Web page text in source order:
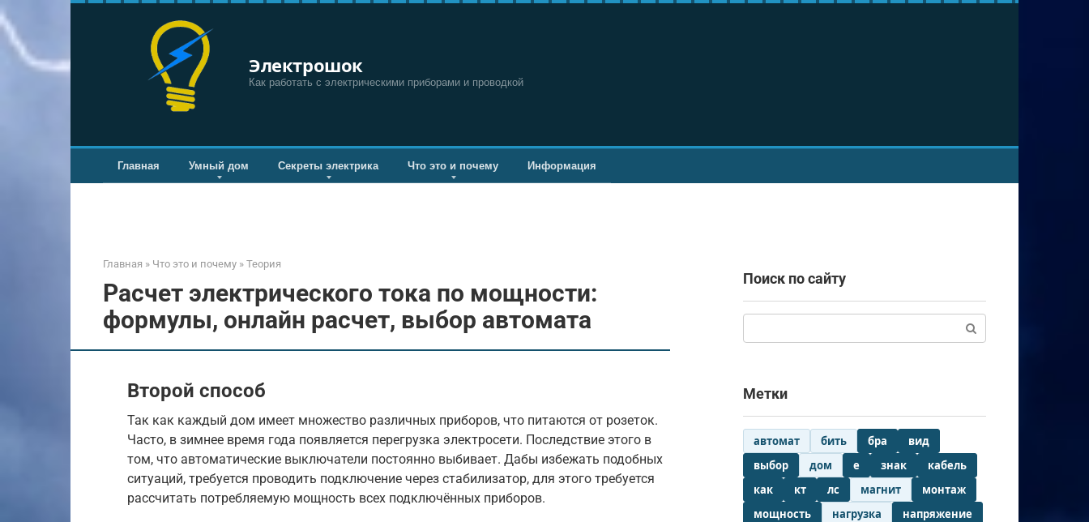
Перейти
к
контенту
Электрошок
Как работать с электрическими приборами и проводкой
Главная Умный дом Секреты электрика Что это и почему Информация
Главная » Что это и почему » Теория
Расчет электрического тока по мощности:
формулы, онлайн расчет, выбор автомата
Второй способ
Так как каждый дом имеет множество различных приборов, что питаются от розеток.
Часто, в зимнее время года появляется перегрузка электросети. Последствие этого в
том, что автоматические выключатели постоянно выбивает. Дабы избежать подобных
ситуаций, требуется проводить подключение через стабилизатор, для этого требуется
рассчитать потребляемую мощность всех подключённых приборов.
Поиск по сайту
Метки
автомат бить бра
вид
выбор
дом е знак
кабель
как
кт лс магнит
монтаж
мощность
нагрузка
напряжение